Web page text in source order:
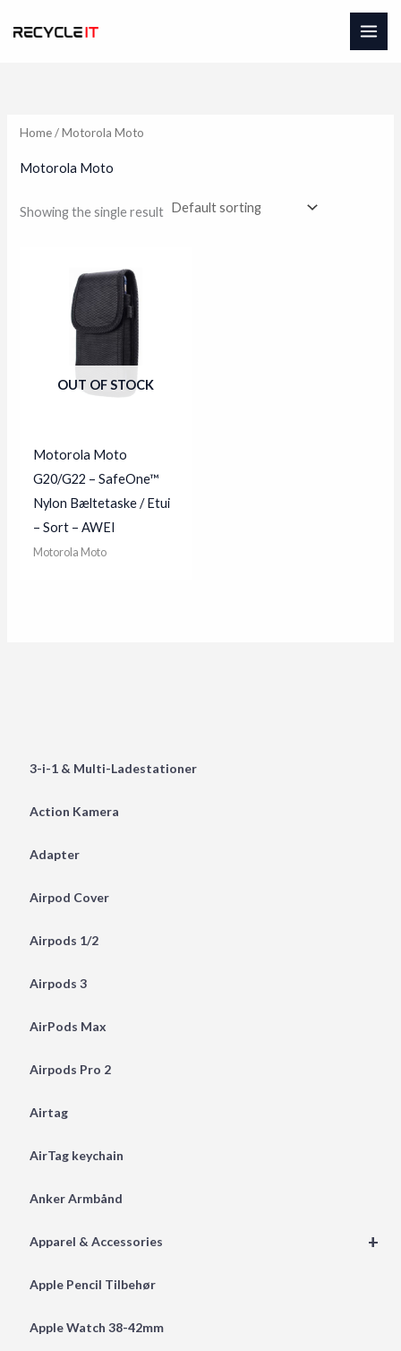
3-i-1 & Multi-Ladestationer
Action Kamera
Adapter
Airpod Cover
Airpods 1/2
Airpods 3
AirPods Max
Airpods Pro 2
Airtag
AirTag keychain
Anker Armbånd
+
Apparel & Accessories
Apple Pencil Tilbehør
Apple Watch 38-42mm
Home/ Motorola Moto
Motorola Moto
Showing the single result
OUT OF STOCK
Motorola Moto
G20/G22 – SafeOne™
Nylon Bæltetaske / Etui
– Sort – AWEI
Motorola Moto